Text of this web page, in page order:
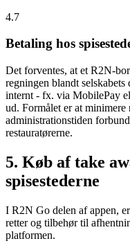
4.7
Betaling hos
Det forventes, at et R2N-
regningen blandt
internt - fx. via MobilePay
ud. Formålet er at
administrationstiden
restauratørerne.
5. Køb af take
spisestederne
I R2N Go delen af appen,
retter og tilbehør til
platformen.